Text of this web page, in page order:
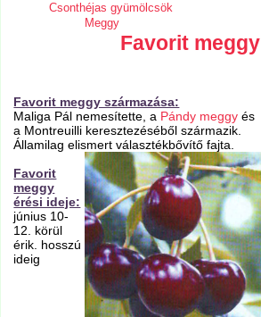
Csonthéjas gyümölcsök
Meggy
Favorit meggy
Favorit meggy származása:
Maliga Pál nemesítette, a Pándy meggy és
a Montreuilli keresztezéséből származik.
Államilag elismert választékbővítő fajta.
Favorit
meggy
érési ideje:
június 10-
12. körül
érik. hosszú
ideig